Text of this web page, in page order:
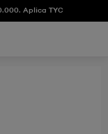
Aplica TYC